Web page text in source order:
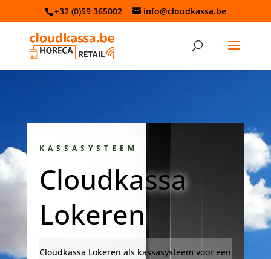
+32 (0)59 365002 info@cloudkassa.be
KASSASYSTEEM
Cloudkassa
Lokeren
Cloudkassa Lokeren als kassasysteem voor een